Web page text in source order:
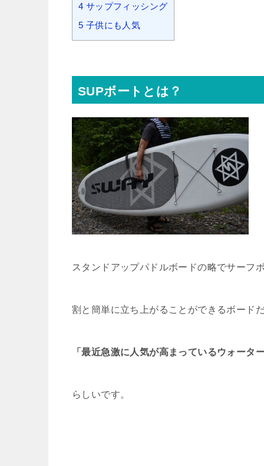
4 サップフィッシング
5 子供にも人気
SUPボートとは？
スタンドアップパドルボードの略でサーフ
割と簡単に立ち上がることができるボードだ
「最近急激に人気が高まっているウォータ
らしいです。